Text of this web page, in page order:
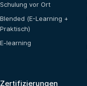
Schulung vor Ort
Blended (E-Learning +
Praktisch)
E-learning
Zertifizierungen